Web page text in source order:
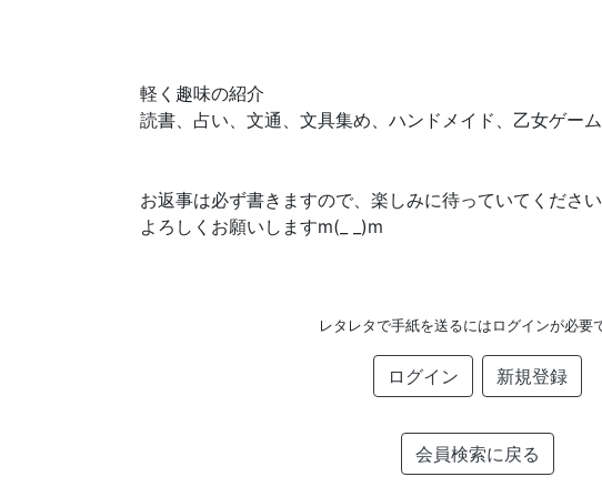
軽く趣味の紹介
読書、占い、文通、文具集め、ハンドメイド、乙女ゲーム
お返事は必ず書きますので、楽しみに待っていてください
よろしくお願いしますm(_ _)m
レタレタで手紙を送るにはログインが必要
ログイン 新規登録
会員検索に戻る